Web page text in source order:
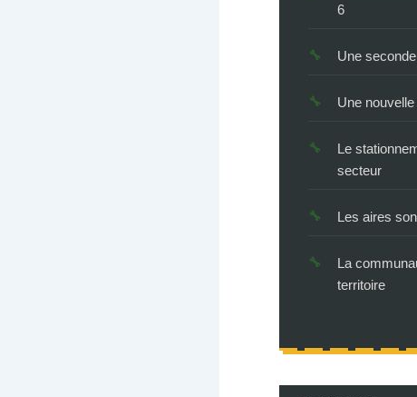
6
Une
Une
Le
secteur
Les aires
La
territoire